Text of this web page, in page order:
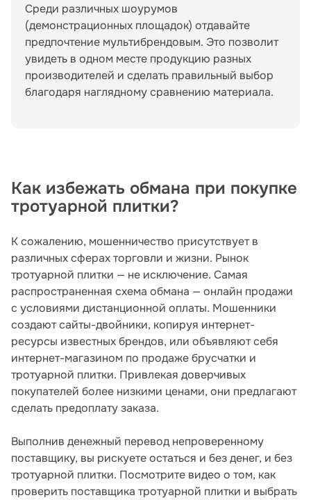
Среди различных шоурумов
(демонстрационных площадок) отдавайте
предпочтение мультибрендовым. Это позволит
увидеть в одном месте продукцию разных
производителей и сделать правильный выбор
благодаря наглядному сравнению материала.
Как избежать обмана при покупке
тротуарной плитки?
К сожалению, мошенничество присутствует в
различных сферах торговли и жизни. Рынок
тротуарной плитки — не исключение. Самая
распространенная схема обмана — онлайн продажи
с условиями дистанционной оплаты. Мошенники
создают сайты-двойники, копируя интернет-
ресурсы известных брендов, или объявляют себя
интернет-магазином по продаже брусчатки и
тротуарной плитки. Привлекая доверчивых
покупателей более низкими ценами, они предлагают
сделать предоплату заказа.
Выполнив денежный перевод непроверенному
поставщику, вы рискуете остаться и без денег, и без
тротуарной плитки. Посмотрите видео о том, как
проверить поставщика тротуарной плитки и выбрать